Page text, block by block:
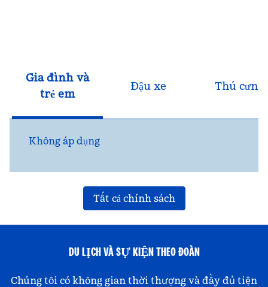
Gia đình và
trẻ em
Đậu xe Thú cưng
Không áp dụng
Tất cả chính sách
DU LỊCH VÀ SỰ KIỆN THEO ĐOÀN
Chúng tôi có không gian thời thượng và đầy đủ tiện